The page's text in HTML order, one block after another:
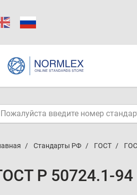
Стандарты РФ ГОСТ
Р 50724.1-94